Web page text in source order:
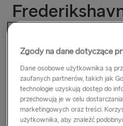
– to urocze miasto
wybrzeżu Półwyspu
Wybierz się
Frederikshavn i zwiedź
Zgody na dane dotyczące
Dane osobowe użytkownika są
zaufanych partnerów, takich jak
technologie uzyskują dostęp do
przechowują je w celu
marketingowych oraz treści.
użytkownika, aby znaleźć